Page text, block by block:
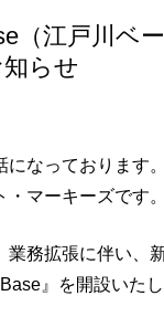
（江戸川ベ
らせ
なっております。
マーキーズです。
業務拡張に伴い、
』を開設いたし